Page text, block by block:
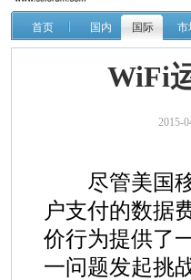
首页 国内 国际 市
WiFi
2015-
尽管美国移
户支付的数据
价行为提供了
一问题发起挑战